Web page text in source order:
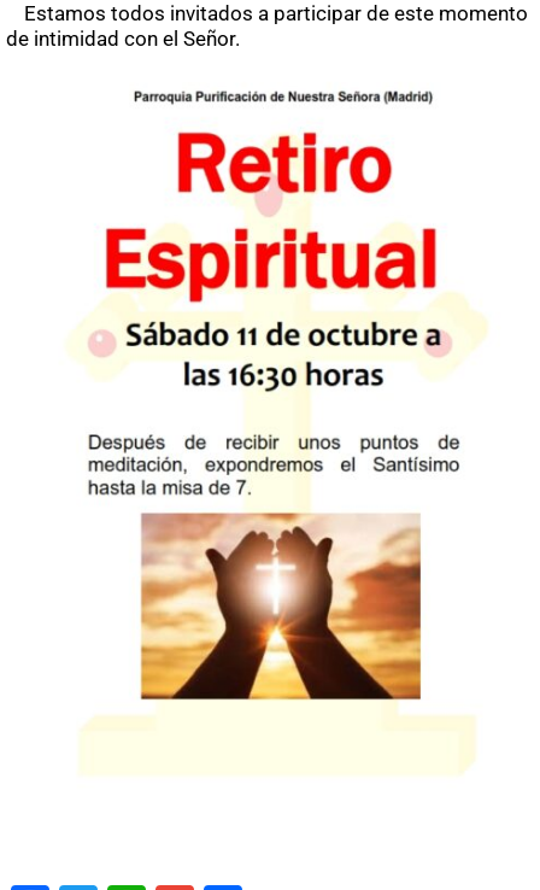
Estamos todos invitados a participar de este momento
de intimidad con el Señor.